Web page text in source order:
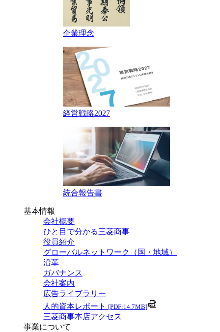
企業理念
経営戦略2027
統合報告書
基本情報
会社概要
ひと目で分かる三菱商事
役員紹介
グローバルネットワーク（国・地域）
沿革
ガバナンス
会社案内
広告ライブラリー
人的資本レポート [PDF:14.7MB]
三菱商事本店アクセス
事業について